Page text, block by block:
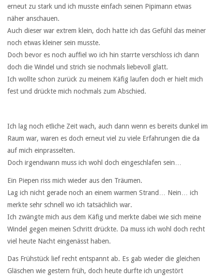
erneut zu stark und ich musste einfach seinen Pipimann etwas
näher anschauen.
Auch dieser war extrem klein, doch hatte ich das Gefühl das meiner
noch etwas kleiner sein musste.
Doch bevor es noch auffiel wo ich hin starrte verschloss ich dann
doch die Windel und strich sie nochmals liebevoll glatt.
Ich wollte schon zurück zu meinem Käfig laufen doch er hielt mich
fest und drückte mich nochmals zum Abschied.
Ich lag noch etliche Zeit wach, auch dann wenn es bereits dunkel im
Raum war, waren es doch erneut viel zu viele Erfahrungen die da
auf mich einprasselten.
Doch irgendwann muss ich wohl doch eingeschlafen sein…
Ein Piepen riss mich wieder aus den Träumen.
Lag ich nicht gerade noch an einem warmen Strand… Nein… ich
merkte sehr schnell wo ich tatsächlich war.
Ich zwängte mich aus dem Käfig und merkte dabei wie sich meine
Windel gegen meinen Schritt drückte. Da muss ich wohl doch recht
viel heute Nacht eingenässt haben.
Das Frühstück lief recht entspannt ab. Es gab wieder die gleichen
Gläschen wie gestern früh, doch heute durfte ich ungestört